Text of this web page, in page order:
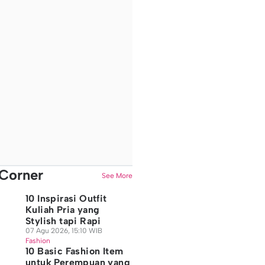
See More
10 Inspirasi Outfit
Kuliah Pria yang
Stylish tapi Rapi
07 Agu 2026, 15:10 WIB
Fashion
10 Basic Fashion Item
untuk Perempuan yang